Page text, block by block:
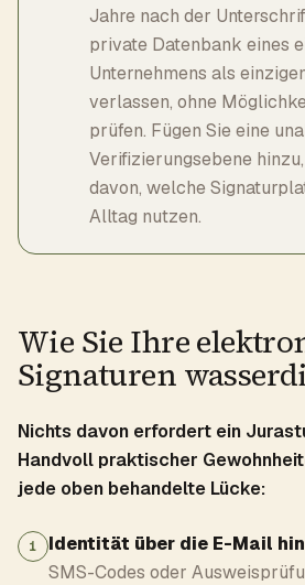
Jahre nach der
private Datenbank eines
Unternehmens als
verlassen, ohne
prüfen. Fügen Sie eine
Verifizierungsebene
davon, welche
Alltag nutzen.
Wie Sie Ihre
Signaturen
Nichts davon erfordert ein
Handvoll praktischer
jede oben behandelte Lücke:
1
Identität über die E-Mail
SMS-Codes oder